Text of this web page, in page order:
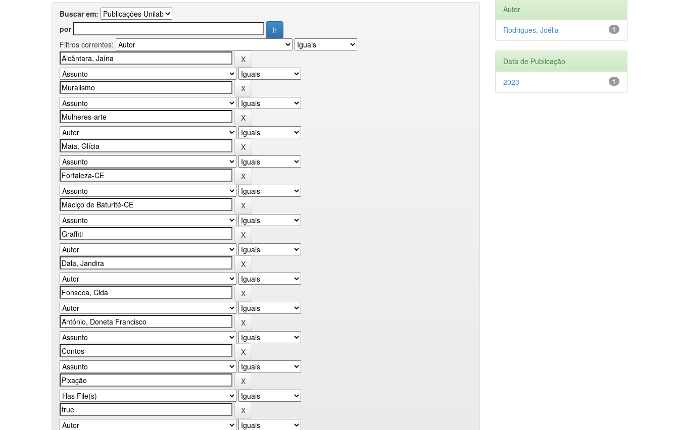
Buscar em:
por
Filtros correntes:
Autor
1
Rodrigues, Joélia
Data de Publicação
1
2023